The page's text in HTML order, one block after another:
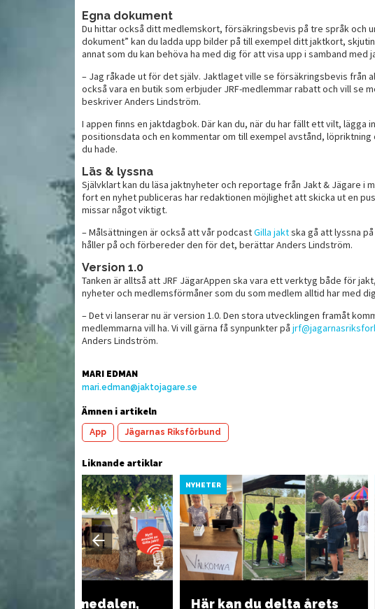
Egna dokument
Du hittar också ditt medlemskort, försäkringsbevis på tre språk och
dokument” kan du ladda upp bilder på till exempel ditt jaktkort,
annat som du kan behöva ha med dig för att visa upp i samband med
– Jag råkade ut för det själv. Jaktlaget ville se försäkringsbevis från
också vara en butik som erbjuder JRF-medlemmar rabatt och vill se
beskriver Anders Lindström.
I appen finns en jaktdagbok. Där kan du, när du har fällt ett vilt, lägga
positionsdata och en kommentar om till exempel avstånd, löpriktning
du hade.
Läs & lyssna
Självklart kan du läsa jaktnyheter och reportage från Jakt & Jägare i
fort en nyhet publiceras har redaktionen möjlighet att skicka ut en
missar något viktigt.
– Målsättningen är också att vår podcastGilla jaktska gå att lyssna
håller på och förbereder den för det, berättar Anders Lindström.
Version 1.0
Tanken är alltså att JRF JägarAppen ska vara ett verktyg både för
nyheter och medlemsförmåner som du som medlem alltid har med
– Det vi lanserar nu är version 1.0. Den stora utvecklingen framåt
medlemmarna vill ha. Vi vill gärna få synpunkter på
Anders Lindström.
MARI EDMAN
mari.edman@jaktojagare.se
Ämnen i artikeln
App Jägarnas Riksförbund
Liknande artiklar
jakt i Almedalen,
NYHETER
Här kan du delta årets
Italiensk pastasallad med
viltkorv och fetakräm